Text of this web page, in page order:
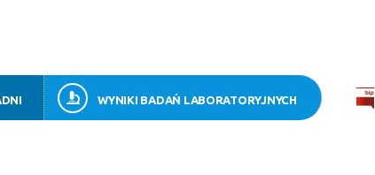
WYNIKI BADAŃ LABORATORYJNYCH